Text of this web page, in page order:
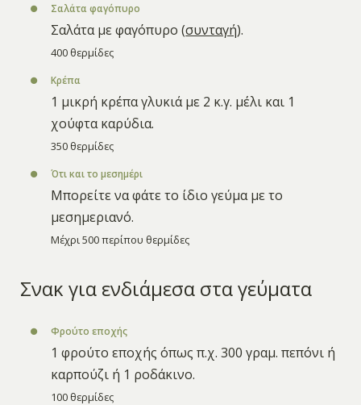
Σαλάτα φαγόπυρο
Σαλάτα με φαγόπυρο (συνταγή).
400 θερμίδες
Κρέπα
1 μικρή κρέπα γλυκιά με 2 κ.γ. μέλι και 1
χούφτα καρύδια.
350 θερμίδες
Ότι και το μεσημέρι
Μπορείτε να φάτε το ίδιο γεύμα με το
μεσημεριανό.
Μέχρι 500 περίπου θερμίδες
Σνακ για ενδιάμεσα στα γεύματα
Φρούτο εποχής
1 φρούτο εποχής όπως π.χ. 300 γραμ. πεπόνι ή
καρπούζι ή 1 ροδάκινο.
100 θερμίδες